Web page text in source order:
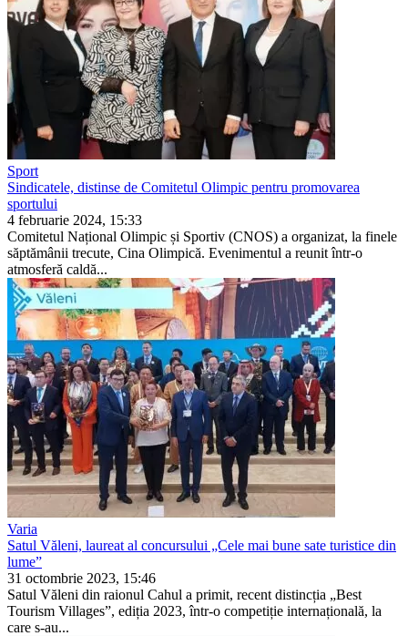
Sport
Sindicatele, distinse de Comitetul Olimpic pentru promovarea
sportului
4 februarie 2024, 15:33
Comitetul Național Olimpic și Sportiv (CNOS) a organizat, la finele
săptămânii trecute, Cina Olimpică. Evenimentul a reunit într-o
atmosferă caldă...
Varia
Satul Văleni, laureat al concursului „Cele mai bune sate turistice din
lume”
31 octombrie 2023, 15:46
Satul Văleni din raionul Cahul a primit, recent distincția „Best
Tourism Villages”, ediția 2023, într-o competiție internațională, la
care s-au...